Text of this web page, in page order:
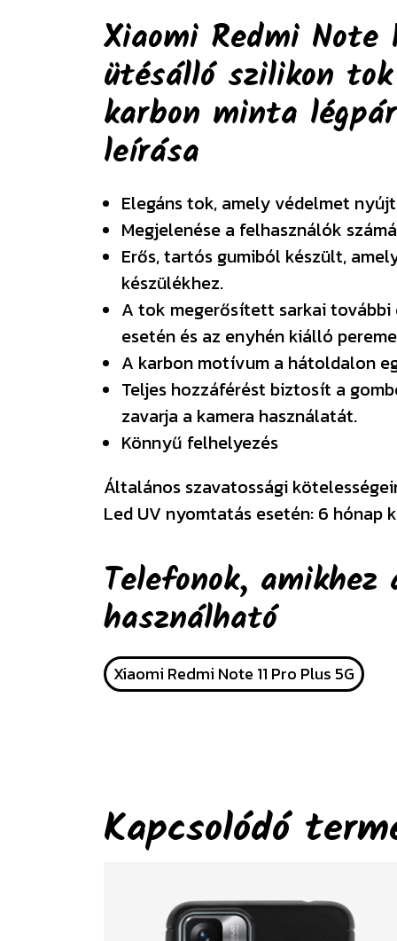
Xiaomi Redmi Note
ütésálló szilikon
karbon minta
leírása
Elegáns tok, amely védelmet
Megjelenése a felhasználók
Erős, tartós gumiból készült,
készülékhez.
A tok megerősített sarkai
esetén és az enyhén kiálló
A karbon motívum a hátoldalon
Teljes hozzáférést biztosít a
zavarja a kamera használatát.
Könnyű felhelyezés
Általános szavatossági
Led UV nyomtatás esetén: 6 hónap
Telefonok,
használható
Xiaomi Redmi Note 11 Pro Plus 5G
Kapcsolódó